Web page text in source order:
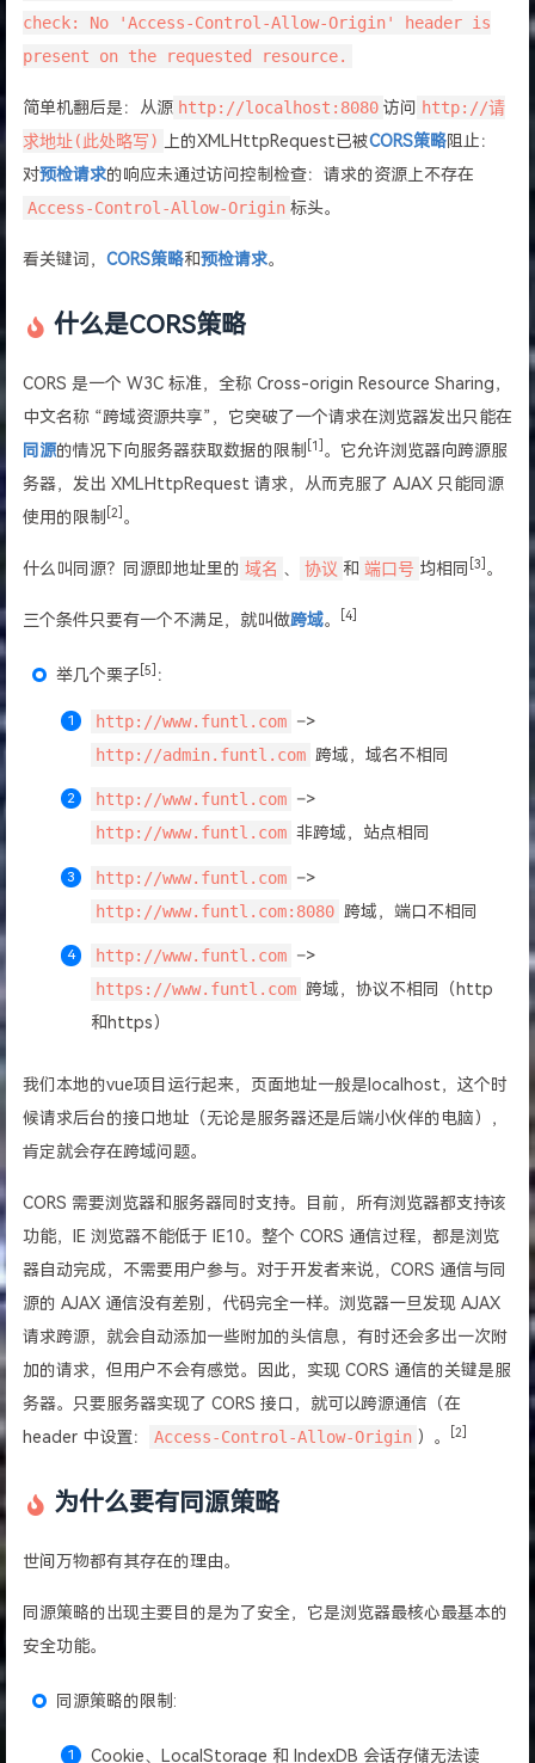
check: No 'Access-Control-Allow-Origin' header is
present on the requested resource.
简单机翻后是：从源 http://localhost:8080 访问 http://请
求地址(此处略写)
上的XMLHttpRequest已被CORS策略阻止：
对预检请求的响应未通过访问控制检查：请求的资源上不存在
Access-Control-Allow-Origin 标头。
看关键词， CORS策略和预检请求。
什么是CORS策略
CORS 是一个 W3C 标准，全称 Cross-origin Resource Sharing，
中文名称 “跨域资源共享”，它突破了一个请求在浏览器发出只能在
同源的情况下向服务器获取数据的限制 [1] 。它允许浏览器向跨源服
务器，发出 XMLHttpRequest 请求，从而克服了 AJAX 只能同源
使用的限制 [2] 。
什么叫同源？同源即地址里的 域名 、 协议 和 端口号 均相同 [3] 。
三个条件只要有一个不满足，就叫做跨域。 [4]
举几个栗子 [5] ：
http://www.funtl.com –>
http://admin.funtl.com 跨域，域名不相同
http://www.funtl.com –>
http://www.funtl.com 非跨域，站点相同
http://www.funtl.com –>
http://www.funtl.com:8080 跨域，端口不相同
http://www.funtl.com –>
https://www.funtl.com 跨域，协议不相同（http
和https）
我们本地的vue项目运行起来，页面地址一般是localhost，这个时
候请求后台的接口地址（无论是服务器还是后端小伙伴的电脑），
肯定就会存在跨域问题。
CORS 需要浏览器和服务器同时支持。目前，所有浏览器都支持该
功能，IE 浏览器不能低于 IE10。整个 CORS 通信过程，都是浏览
器自动完成，不需要用户参与。对于开发者来说，CORS 通信与同
源的 AJAX 通信没有差别，代码完全一样。浏览器一旦发现 AJAX
请求跨源，就会自动添加一些附加的头信息，有时还会多出一次附
加的请求，但用户不会有感觉。因此，实现 CORS 通信的关键是服
务器。只要服务器实现了 CORS 接口，就可以跨源通信（在
header 中设置：
Access-Control-Allow-Origin ）。 [2]
为什么要有同源策略
世间万物都有其存在的理由。
同源策略的出现主要目的是为了安全，它是浏览器最核心最基本的
安全功能。
同源策略的限制:
Cookie、LocalStorage 和 IndexDB 会话存储无法读